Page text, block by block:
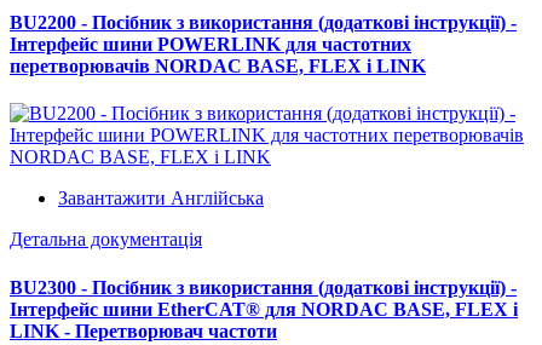
BU2200 - Посібник з використання (додаткові інструкції) -
Інтерфейс шини POWERLINK для частотних
перетворювачів NORDAC BASE, FLEX і LINK
Завантажити Англійська
Детальна документація
BU2300 - Посібник з використання (додаткові інструкції) -
Інтерфейс шини EtherCAT® для NORDAC BASE, FLEX і
LINK - Перетворювач частоти